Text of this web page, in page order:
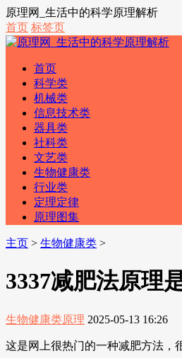
原理网_生活中的科学原理解析
首页 标签页
首页
科学类
机械类
信息技术类
器具类
社科类
文艺类
生物健康类
行业类
定理定律
原理图集
主页 > 生物健康类 >
3337减肥法原理
生物健康类原理 2025-05-13 16:26
这是网上很热门的一种减肥方法，